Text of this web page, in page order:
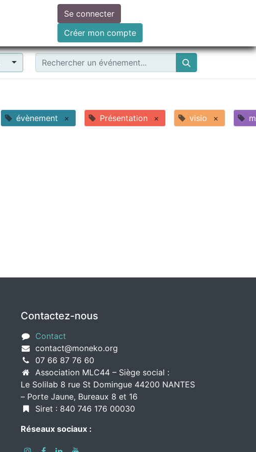
Faire un don
Se connecter
Créer mon compte
évènement × Présentation × visio ×
Contactez-nous
Contact
contact@moneko.org
07 66 87 76 60
Association MLC44 – Siège social :
Le Solilab 8 rue St Domingue 44200 NANTES
– Porte Jaune, Bureaux 8 et 16
Siret : 840 746 176 00030
Réseaux sociaux :